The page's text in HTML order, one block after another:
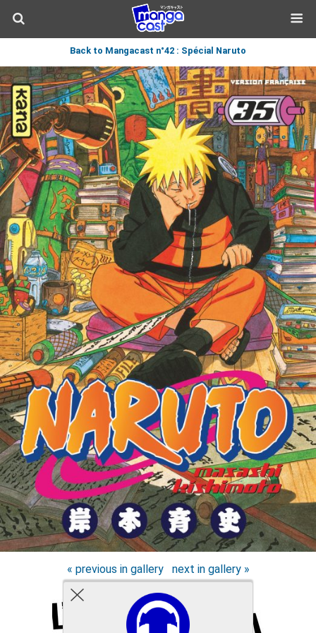
Back to Mangacast n°42 : Spécial Naruto
« previous in gallery next in gallery »